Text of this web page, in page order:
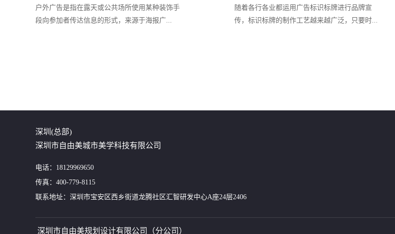
户外广告是指在露天或公共场所使用某种装饰手
段向参加者传达信息的形式，来源于海报广...
随着各行各业都运用广告标识标牌进行品牌宣
传，标识标牌的制作工艺越来越广泛，只要时...
深圳(总部)
深圳市自由美城市美学科技有限公司
电话：18129969650
传真：400-779-8115
联系地址：深圳市宝安区西乡街道龙腾社区汇智研发中心A座24层2406
深圳市自由美规划设计有限公司（分公司）